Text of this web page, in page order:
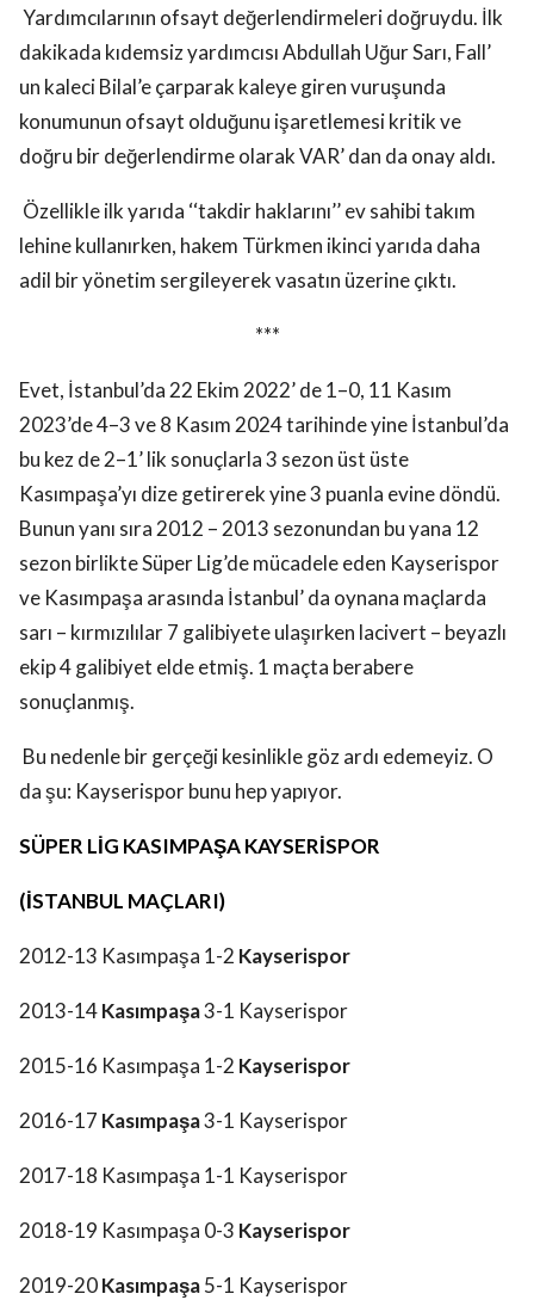
Yardımcılarının ofsayt değerlendirmeleri doğruydu. İlk
dakikada kıdemsiz yardımcısı Abdullah Uğur Sarı, Fall’
un kaleci Bilal’e çarparak kaleye giren vuruşunda
konumunun ofsayt olduğunu işaretlemesi kritik ve
doğru bir değerlendirme olarak VAR’ dan da onay aldı.
Özellikle ilk yarıda ‘‘takdir haklarını’’ ev sahibi takım
lehine kullanırken, hakem Türkmen ikinci yarıda daha
adil bir yönetim sergileyerek vasatın üzerine çıktı.
***
Evet, İstanbul’da 22 Ekim 2022’ de 1–0, 11 Kasım
2023’de 4–3 ve 8 Kasım 2024 tarihinde yine İstanbul’da
bu kez de 2–1’ lik sonuçlarla 3 sezon üst üste
Kasımpaşa’yı dize getirerek yine 3 puanla evine döndü.
Bunun yanı sıra 2012 – 2013 sezonundan bu yana 12
sezon birlikte Süper Lig’de mücadele eden Kayserispor
ve Kasımpaşa arasında İstanbul’ da oynana maçlarda
sarı – kırmızılılar 7 galibiyete ulaşırken lacivert – beyazlı
ekip 4 galibiyet elde etmiş. 1 maçta berabere
sonuçlanmış.
Bu nedenle bir gerçeği kesinlikle göz ardı edemeyiz. O
da şu: Kayserispor bunu hep yapıyor.
SÜPER LİG KASIMPAŞA KAYSERİSPOR
(İSTANBUL MAÇLARI)
2012-13 Kasımpaşa 1-2 Kayserispor
2013-14Kasımpaşa3-1 Kayserispor
2015-16 Kasımpaşa 1-2 Kayserispor
2016-17 Kasımpaşa3-1 Kayserispor
2017-18 Kasımpaşa 1-1 Kayserispor
2018-19 Kasımpaşa 0-3 Kayserispor
2019-20Kasımpaşa5-1 Kayserispor